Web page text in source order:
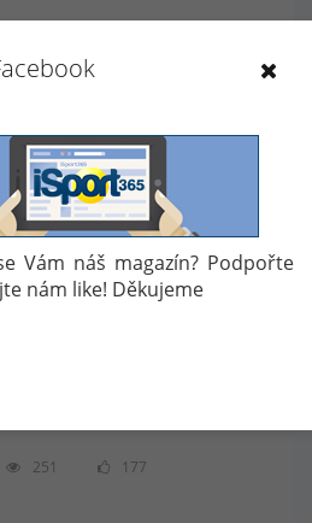
251 177
Vám náš magazín? Podpořte
nám like! Děkujeme